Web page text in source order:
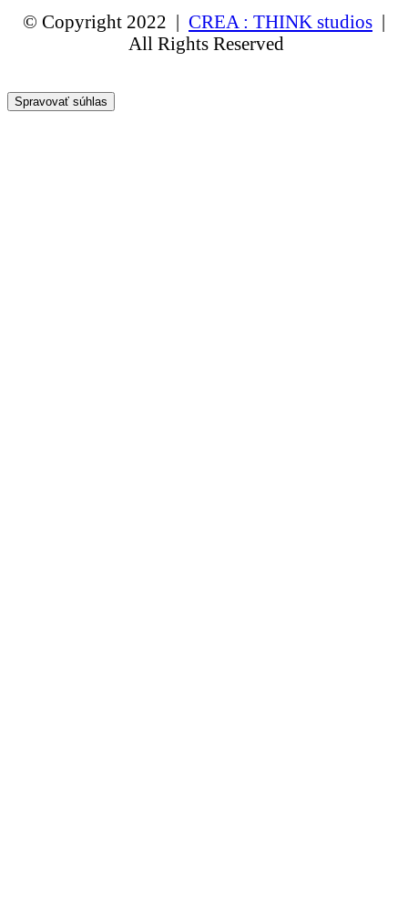
© Copyright 2022 | CREA : THINK studios |
All Rights Reserved
Spravovať súhlas